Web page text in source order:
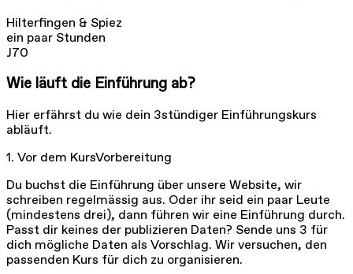
Hilterfingen & Spiez
ein paar Stunden
J70
Wie läuft die Einführung ab?
Hier erfährst du wie dein 3stündiger Einführungskurs
abläuft.
1. Vor dem KursVorbereitung
Du buchst die Einführung über unsere Website, wir
schreiben regelmässig aus. Oder ihr seid ein paar Leute
(mindestens drei), dann führen wir eine Einführung durch.
Passt dir keines der publizieren Daten? Sende uns 3 für
dich mögliche Daten als Vorschlag. Wir versuchen, den
passenden Kurs für dich zu organisieren.